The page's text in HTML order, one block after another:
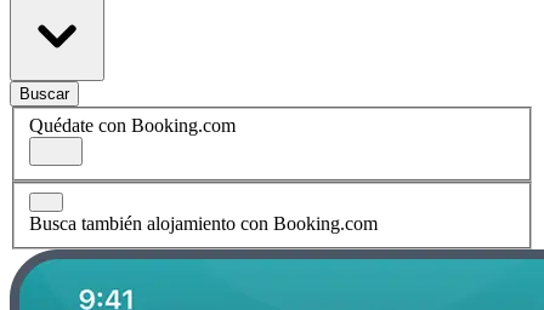
Buscar
Quédate con Booking.com
Busca también alojamiento con Booking.com